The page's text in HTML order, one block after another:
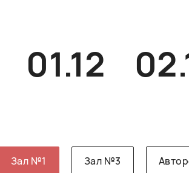
01.12
Зал №1 Зал №3